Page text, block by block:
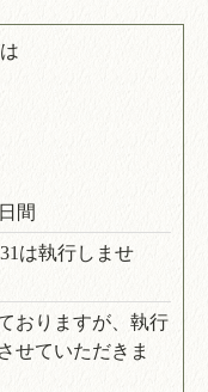
間
は執行しませ
おりますが、執行
せていただきま